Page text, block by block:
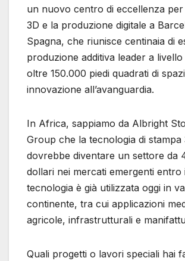
un nuovo centro di eccellenza per
3D e la produzione digitale a
Spagna, che riunisce centinaia di
produzione additiva leader a
oltre 150.000 piedi quadrati di
innovazione all’avanguardia.
In Africa, sappiamo da Albright
Group che la tecnologia di stampa
dovrebbe diventare un settore da
dollari nei mercati emergenti entro
tecnologia è già utilizzata oggi in
continente, tra cui applicazioni
agricole, infrastrutturali e
Quali progetti o lavori speciali hai